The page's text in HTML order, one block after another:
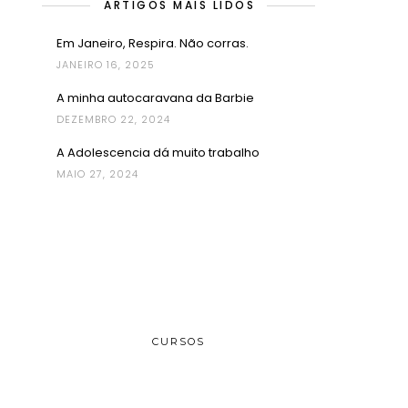
ARTIGOS MAIS LIDOS
Em Janeiro, Respira. Não corras.
JANEIRO 16, 2025
A minha autocaravana da Barbie
DEZEMBRO 22, 2024
A Adolescencia dá muito trabalho
MAIO 27, 2024
CURSOS